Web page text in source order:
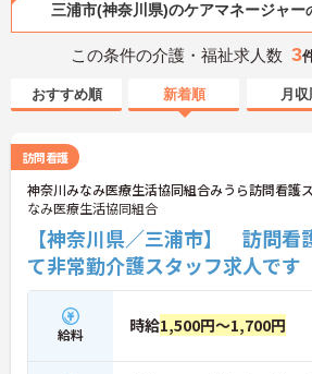
三浦市(神奈川県)のケアマネージャー
この条件の介護・福祉求人数 3
おすすめ順 新着順 月
訪問看護
神奈川みなみ医療生活協同組合みうら訪問看護
なみ医療生活協同組合
【神奈川県／三浦市】 訪問看
て非常勤介護スタッフ求人です
給料 時給1,500円～1,700円